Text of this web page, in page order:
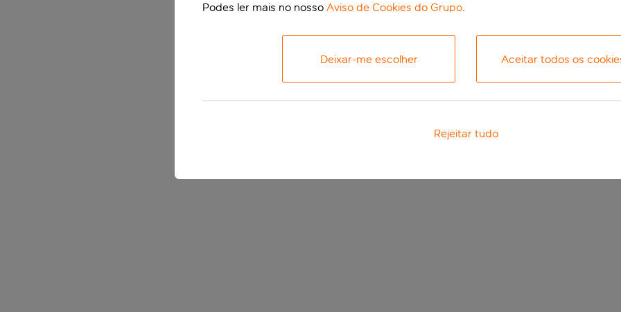
Podes ler mais no nosso Aviso de Cookies do Grupo.
Deixar-me escolher Aceitar todos os
Rejeitar tudo